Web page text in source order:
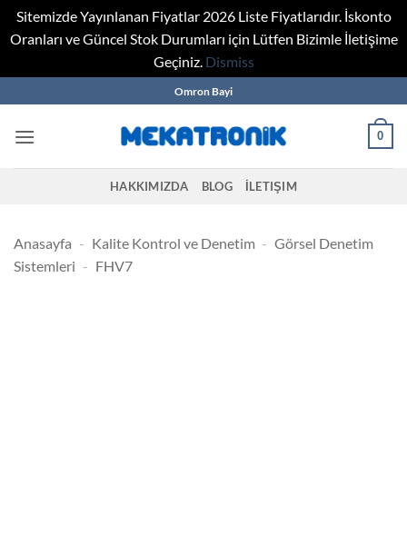
Sitemizde Yayınlanan Fiyatlar 2026 Liste Fiyatlarıdır. İskonto
Oranları ve Güncel Stok Durumları için Lütfen Bizimle İletişime
Geçiniz. Dismiss
to
content
Omron Bayi
0
HAKKIMIZDA BLOG İLETIŞIM
Anasayfa - Kalite Kontrol ve Denetim - Görsel Denetim
Sistemleri - FHV7